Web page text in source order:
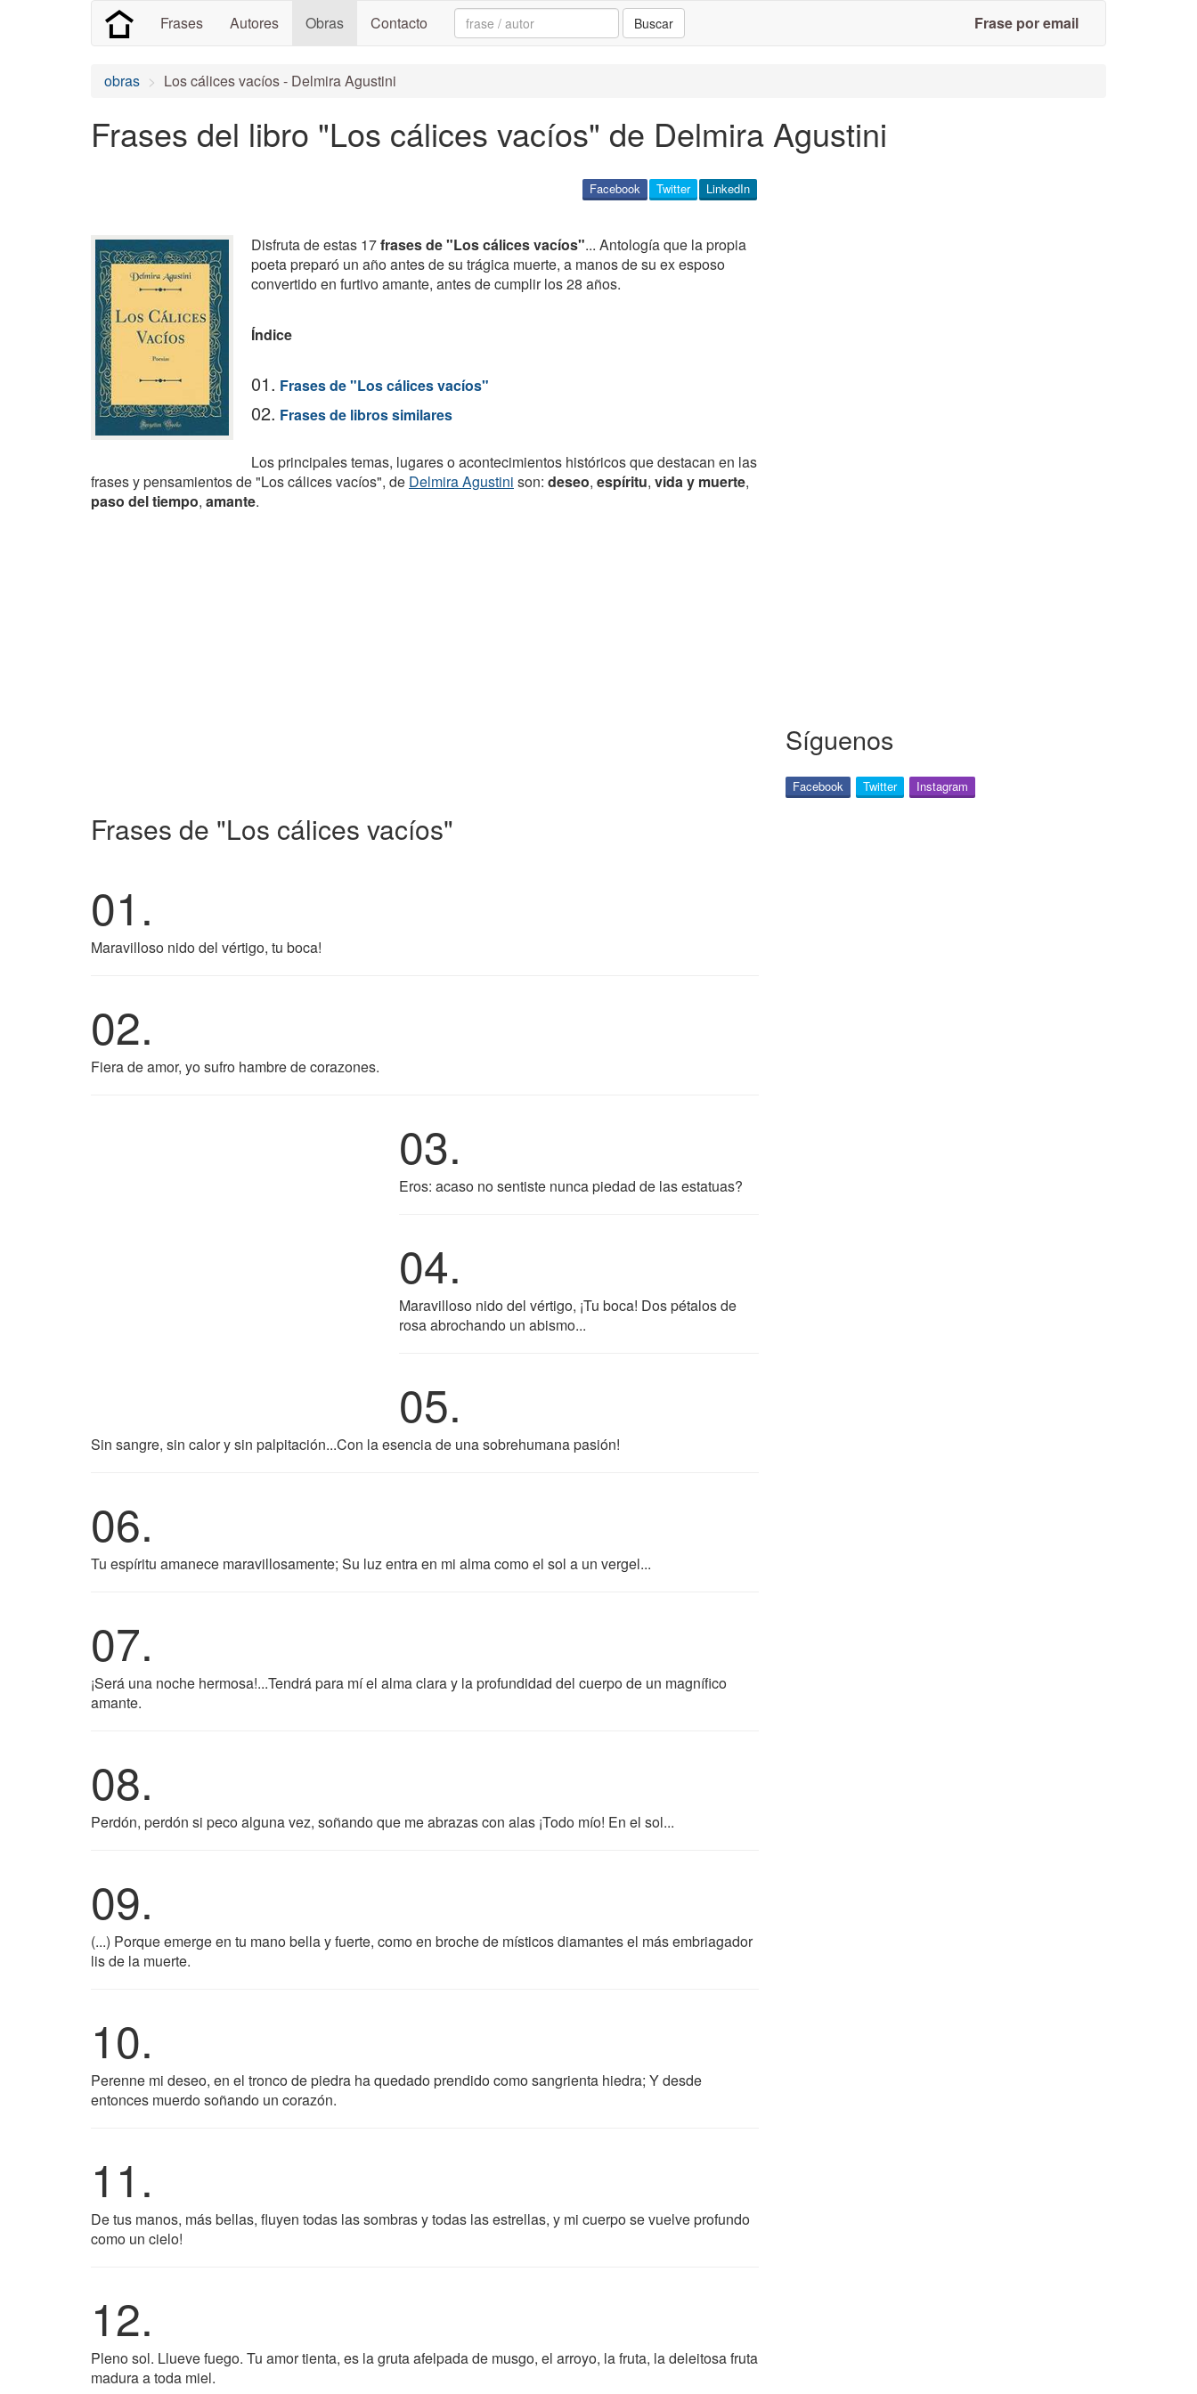
Frases Autores Obras Contacto Search: Buscar Frase por email
obras Los cálices vacíos - Delmira Agustini
Frases del libro "Los cálices vacíos" de Delmira Agustini
LinkedIn
Twitter
Facebook
Disfruta de estas 17frases de "Los cálices vacíos"... Antología que la propia
poeta preparó un año antes de su trágica muerte, a manos de su ex esposo
convertido en furtivo amante, antes de cumplir los 28 años.
Índice
01. Frases de "Los cálices vacíos"
02. Frases de libros similares
Los principales temas, lugares o acontecimientos históricos que destacan en las
frases y pensamientos de "Los cálices vacíos", de Delmira Agustini son: deseo, espíritu, vida y muerte,
paso del tiempo, amante.
Frases de "Los cálices vacíos"
01.
Maravilloso nido del vértigo, tu boca!
02.
Fiera de amor, yo sufro hambre de corazones.
03.
Eros: acaso no sentiste nunca piedad de las estatuas?
04.
Maravilloso nido del vértigo, ¡Tu boca! Dos pétalos de
rosa abrochando un abismo...
05.
Sin sangre, sin calor y sin palpitación...Con la esencia de una sobrehumana pasión!
06.
Tu espíritu amanece maravillosamente; Su luz entra en mi alma como el sol a un vergel...
07.
¡Será una noche hermosa!...Tendrá para mí el alma clara y la profundidad del cuerpo de un magnífico
amante.
08.
Perdón, perdón si peco alguna vez, soñando que me abrazas con alas ¡Todo mío! En el sol...
09.
(...) Porque emerge en tu mano bella y fuerte, como en broche de místicos diamantes el más embriagador
lis de la muerte.
10.
Perenne mi deseo, en el tronco de piedra ha quedado prendido como sangrienta hiedra; Y desde
entonces muerdo soñando un corazón.
11.
De tus manos, más bellas, fluyen todas las sombras y todas las estrellas, y mi cuerpo se vuelve profundo
como un cielo!
12.
Pleno sol. Llueve fuego. Tu amor tienta, es la gruta afelpada de musgo, el arroyo, la fruta, la deleitosa fruta
madura a toda miel.
Síguenos
Facebook Twitter Instagram